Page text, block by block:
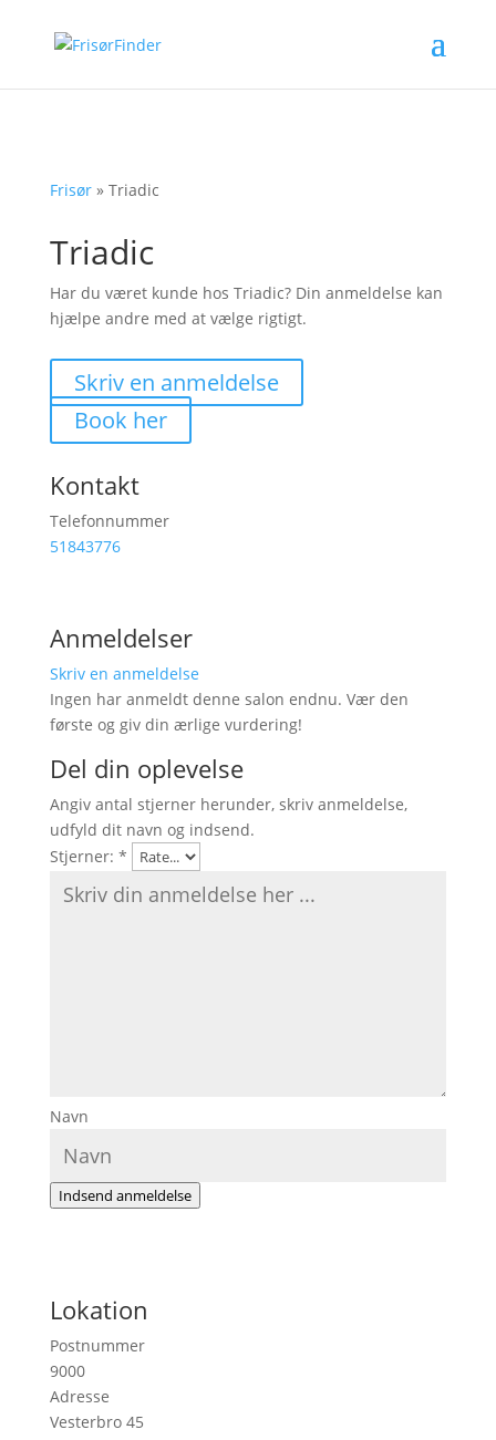
Frisør» Triadic
Triadic
Har du været kunde hos Triadic? Din anmeldelse kan
hjælpe andre med at vælge rigtigt.
Skriv en anmeldelse
Book her
Kontakt
Telefonnummer
51843776
Anmeldelser
Skriv en anmeldelse
Ingen har anmeldt denne salon endnu. Vær den
første og giv din ærlige vurdering!
Del din oplevelse
Angiv antal stjerner herunder, skriv anmeldelse,
udfyld dit navn og indsend.
Stjerner: *
Navn
Indsend anmeldelse
Lokation
Postnummer
9000
Adresse
Vesterbro 45